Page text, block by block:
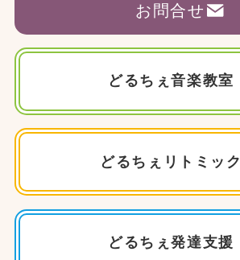
お問合せ
どるちぇ音楽教室
どるちぇリトミック
どるちぇ発達支援